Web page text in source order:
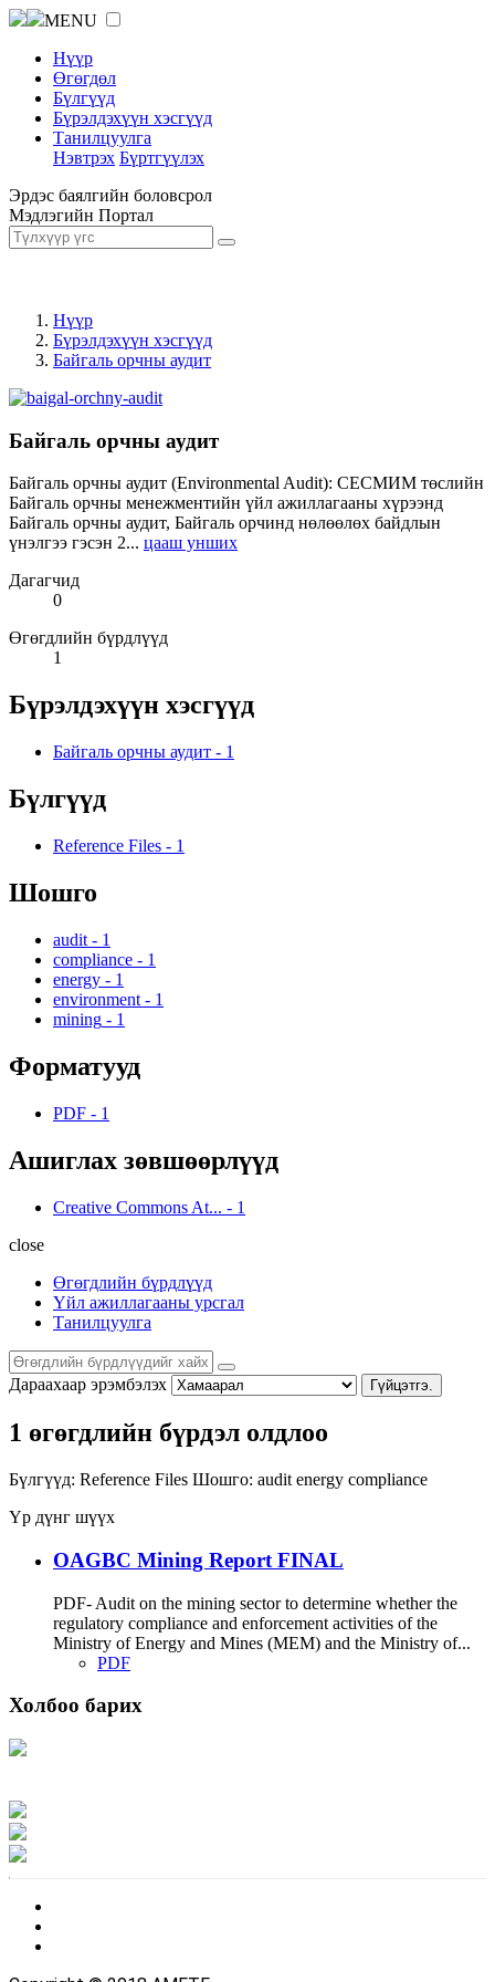
MENU
Нүүр
Өгөгдөл
Бүлгүүд
Бүрэлдэхүүн хэсгүүд
Танилцуулга
Нэвтрэх Бүртгүүлэх
Эрдэс баялгийн боловсрол
Мэдлэгийн Портал
Нүүр
Бүрэлдэхүүн хэсгүүд
Байгаль орчны аудит
Байгаль орчны аудит
Байгаль орчны аудит (Environmental Audit): СЕСМИМ төслийн
Байгаль орчны менежментийн үйл ажиллагааны хүрээнд
Байгаль орчны аудит, Байгаль орчинд нөлөөлөх байдлын
үнэлгээ гэсэн 2... цааш унших
Дагагчид
0
Өгөгдлийн бүрдлүүд
1
Бүрэлдэхүүн хэсгүүд
Байгаль орчны аудит - 1
Бүлгүүд
Reference Files - 1
Шошго
audit - 1
compliance - 1
energy - 1
environment - 1
mining - 1
Форматууд
PDF - 1
Ашиглах зөвшөөрлүүд
Creative Commons At... - 1
close
Өгөгдлийн бүрдлүүд
Үйл ажиллагааны урсгал
Танилцуулга
Дараахаар эрэмбэлэх Гүйцэтгэ.
1 өгөгдлийн бүрдэл олдлоо
Бүлгүүд: Reference Files Шошго: audit energy compliance
Үр дүнг шүүх
OAGBC Mining Report FINAL
PDF- Audit on the mining sector to determine whether the
regulatory compliance and enforcement activities of the
Ministry of Energy and Mines (MEM) and the Ministry of...
PDF
Холбоо барих